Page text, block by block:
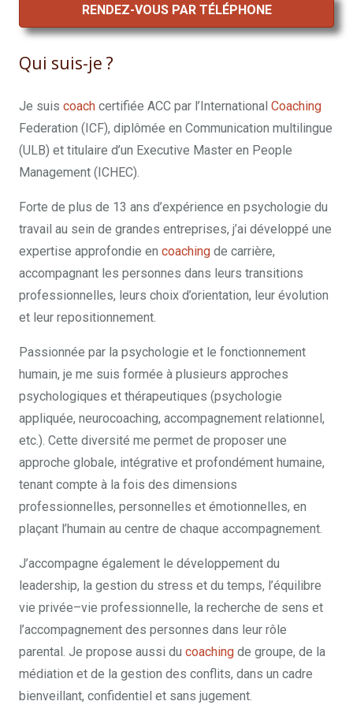
Qui suis-je ?
Je suis coach certifiée ACC par l’International Coaching
Federation (ICF), diplômée en Communication multilingue
(ULB) et titulaire d’un Executive Master en People
Management (ICHEC).
Forte de plus de 13 ans d’expérience en psychologie du
travail au sein de grandes entreprises, j’ai développé une
expertise approfondie en coaching de carrière,
accompagnant les personnes dans leurs transitions
professionnelles, leurs choix d’orientation, leur évolution
et leur repositionnement.
Passionnée par la psychologie et le fonctionnement
humain, je me suis formée à plusieurs approches
psychologiques et thérapeutiques (psychologie
appliquée, neurocoaching, accompagnement relationnel,
etc.). Cette diversité me permet de proposer une
approche globale, intégrative et profondément humaine,
tenant compte à la fois des dimensions
professionnelles, personnelles et émotionnelles, en
plaçant l’humain au centre de chaque accompagnement.
J’accompagne également le développement du
leadership, la gestion du stress et du temps, l’équilibre
vie privée–vie professionnelle, la recherche de sens et
l’accompagnement des personnes dans leur rôle
parental. Je propose aussi du coaching de groupe, de la
médiation et de la gestion des conflits, dans un cadre
bienveillant, confidentiel et sans jugement.
RENDEZ-VOUS PAR TÉLÉPHONE